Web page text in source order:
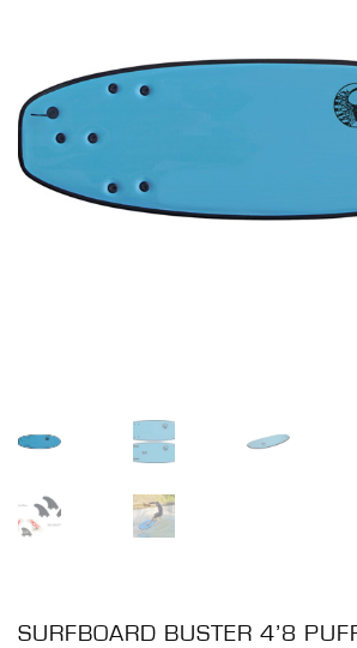
ONLINESHOP
SURFBOARD BUSTER 4’8